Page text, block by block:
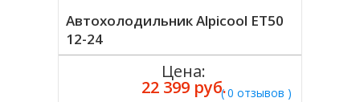
Автохолодильник Alpicool ET50
12-24
( 0 отзывов )
Цена:
22 399 руб.